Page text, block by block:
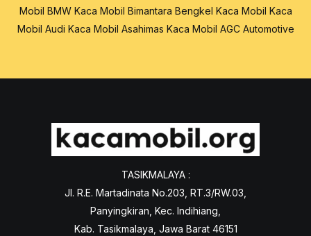
Mobil BMW Kaca Mobil Bimantara Bengkel Kaca Mobil Kaca
Mobil Audi Kaca Mobil Asahimas Kaca Mobil AGC Automotive
TASIKMALAYA :
Jl. R.E. Martadinata No.203, RT.3/RW.03,
Panyingkiran, Kec. Indihiang,
Kab. Tasikmalaya, Jawa Barat 46151